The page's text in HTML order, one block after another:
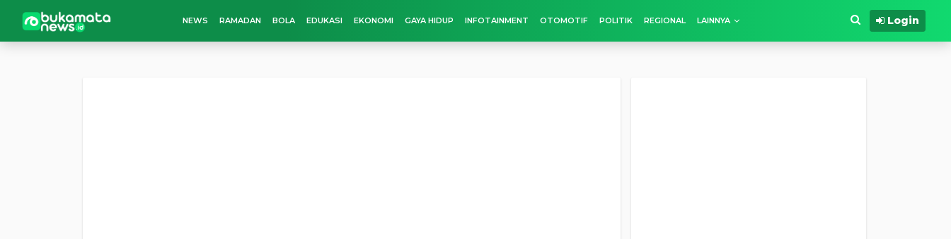
NEWS RAMADAN BOLA EDUKASI EKONOMI GAYA HIDUP INFOTAINMENT OTOMOTIF POLITIK REGIONAL LAINNYA Login